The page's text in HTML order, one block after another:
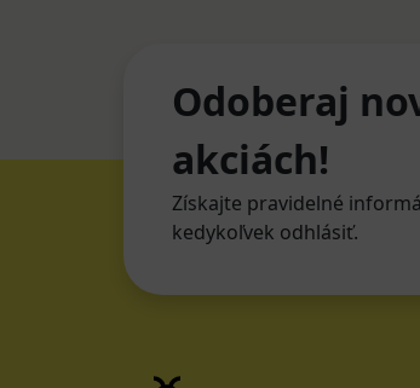
Odoberaj
akciách!
Získajte pravidelné
kedykoľvek odhlásiť.